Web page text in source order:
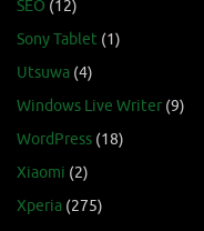
SEO (12)
Sony Tablet (1)
Utsuwa (4)
Windows Live Writer (9)
WordPress (18)
Xiaomi (2)
Xperia (275)